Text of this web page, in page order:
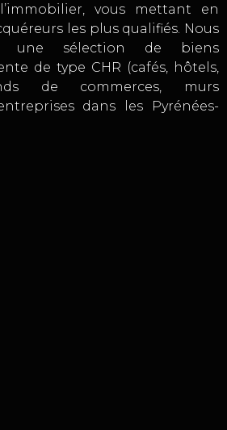
vous mettant en
les plus qualifiés. Nous
une sélection de biens
de type CHR (cafés, hôtels,
de commerces, murs
dans les Pyrénées-